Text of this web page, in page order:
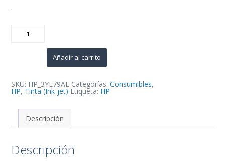
.
3YL79AE
cantidad
Añadir al carrito
SKU: HP_3YL79AE Categorías:Consumibles,
HP, Tinta (Ink-jet) Etiqueta: HP
Descripción
Descripción